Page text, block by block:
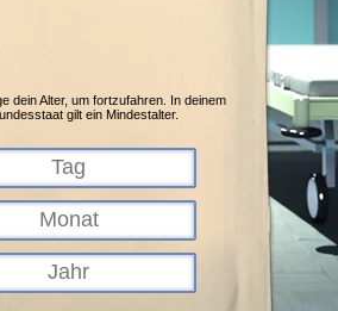
dein Alter, um fortzufahren. In deinem
gilt ein Mindestalter.